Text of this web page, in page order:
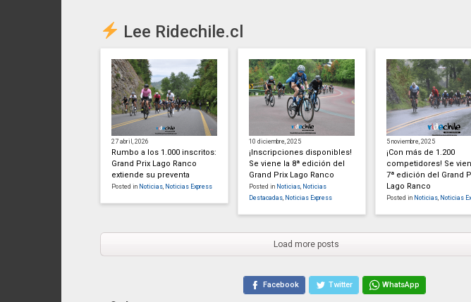
Lee Ridechile.cl
27 abril, 2026
Rumbo a los 1.000 inscritos:
Grand Prix Lago Ranco
extiende su preventa
Posted in Noticias Noticias Express
10 diciembre, 2025
¡Inscripciones disponibles!
Se viene la 8ª edición del
Grand Prix Lago Ranco
Posted in Noticias Noticias
Destacadas Noticias Express
5 noviembre, 2025
¡Con más de 1.200
competidores! Se
7ª edición del Grand
Lago Ranco
Posted in Noticias Noticias
Load more posts
Facebook Twitter WhatsApp